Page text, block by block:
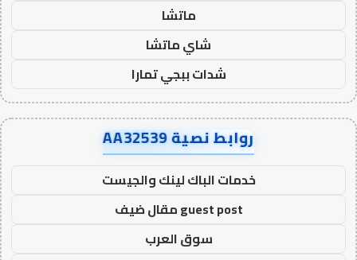
ماتشا
شاي ماتشا
شدات ببجي تمارا
روابط نصية AA32539
خدمات الباك لينك والجيست
guest post مقال ضيف
سوق العرب